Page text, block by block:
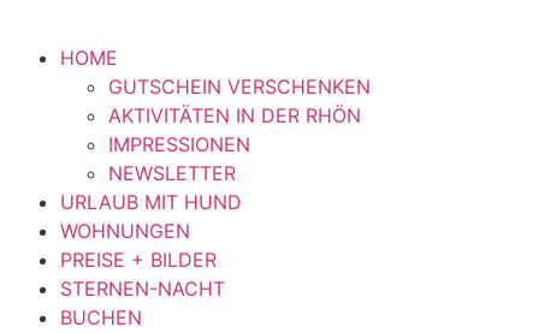
HOME
GUTSCHEIN VERSCHENKEN
AKTIVITÄTEN IN DER RHÖN
IMPRESSIONEN
NEWSLETTER
URLAUB MIT HUND
WOHNUNGEN
PREISE + BILDER
STERNEN-NACHT
BUCHEN